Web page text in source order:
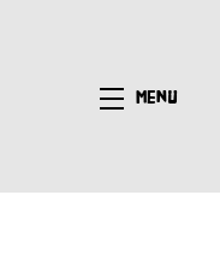
Menü